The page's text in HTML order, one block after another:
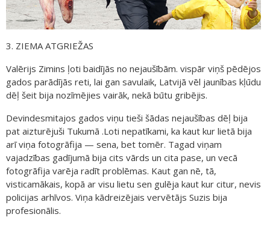
3. ZIEMA ATGRIEŽAS
Valērijs Zimins ļoti baidījās no nejaušībām. vispār viņš pēdējos
gados parādījās reti, lai gan savulaik, Latvijā vēl jaunības kļūdu
dēļ šeit bija nozīmējies vairāk, nekā būtu gribējis.
Devindesmitajos gados viņu tieši šādas nejaušības dēļ bija
pat aizturējuši Tukumā .Loti nepatīkami, ka kaut kur lietā bija
arī viņa fotogrāfija — sena, bet tomēr. Tagad viņam
vajadzības gadījumā bija cits vārds un cita pase, un vecā
fotogrāfija varēja radīt problēmas. Kaut gan nē, tā,
visticamākais, kopā ar visu lietu sen gulēja kaut kur citur, nevis
policijas arhīvos. Viņa kādreizējais vervētājs Suzis bija
profesionālis.